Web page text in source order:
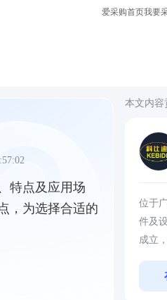
爱采购首页我要
特点及应用场
，为选择合适的
本文内容
位于
件及
成立